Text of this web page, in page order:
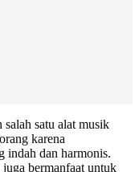
salah satu alat musik
karena
indah dan harmonis.
bermanfaat untuk